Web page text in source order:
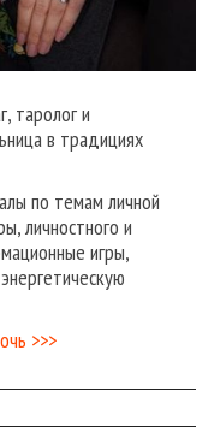
таролог и
в традициях
по темам личной
личностного и
игры,
>>>